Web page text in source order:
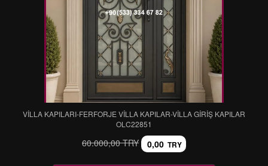
VİLLA KAPILARI-FERFORJE VİLLA KAPILAR-VİLLA GİRİŞ KAPILAR
OLC22851
60.000,00 TRY 0,00 TRY